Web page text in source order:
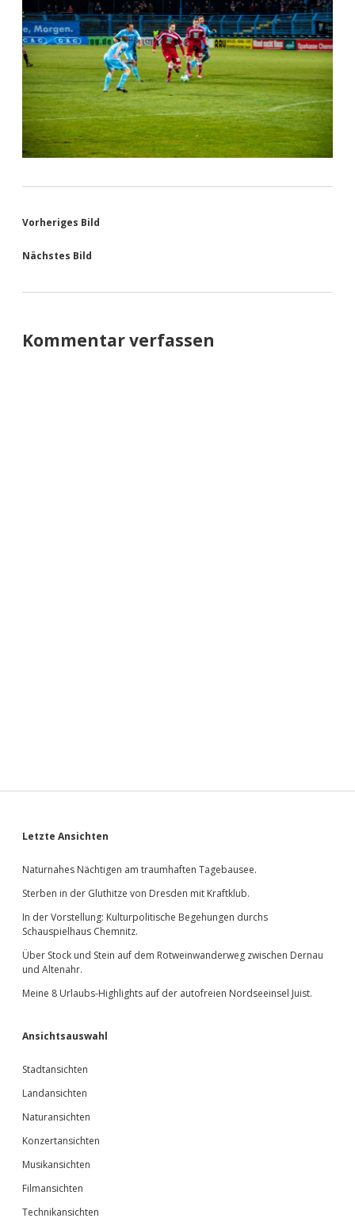
Vorheriges Bild
Nächstes Bild
Kommentar verfassen
Sidebar
Letzte Ansichten
Naturnahes Nächtigen am traumhaften Tagebausee.
Sterben in der Gluthitze von Dresden mit Kraftklub.
In der Vorstellung: Kulturpolitische Begehungen durchs
Schauspielhaus Chemnitz.
Über Stock und Stein auf dem Rotweinwanderweg zwischen Dernau
und Altenahr.
Meine 8 Urlaubs-Highlights auf der autofreien Nordseeinsel Juist.
Ansichtsauswahl
Stadtansichten
Landansichten
Naturansichten
Konzertansichten
Musikansichten
Filmansichten
Technikansichten